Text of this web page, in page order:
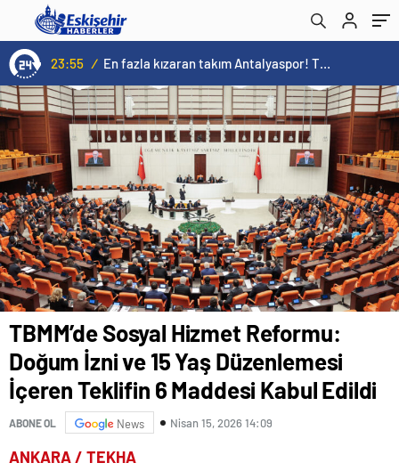
23:55 / En fazla kızaran takım Antalyaspor! Tam 5 futbolcu….
Maddesi Kabul Edildi
TBMM’de Sosyal Hizmet Reformu:
Doğum İzni ve 15 Yaş Düzenlemesi
İçeren Teklifin 6 Maddesi Kabul Edildi
ABONE OL News Nisan 15, 2026 14:09
ANKARA / TEKHA